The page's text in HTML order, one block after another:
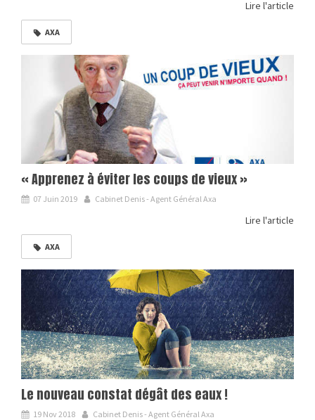
Lire l'article
AXA
« Apprenez à éviter les coups de vieux »
07 Juin 2019 Cabinet Denis - Agent Général Axa
Lire l'article
AXA
Le nouveau constat dégât des eaux !
19 Nov 2018 Cabinet Denis - Agent Général Axa